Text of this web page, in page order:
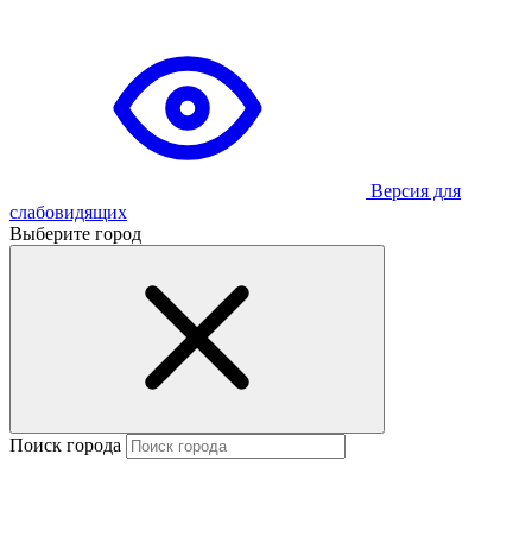
Версия для
слабовидящих
Выберите город
Поиск города